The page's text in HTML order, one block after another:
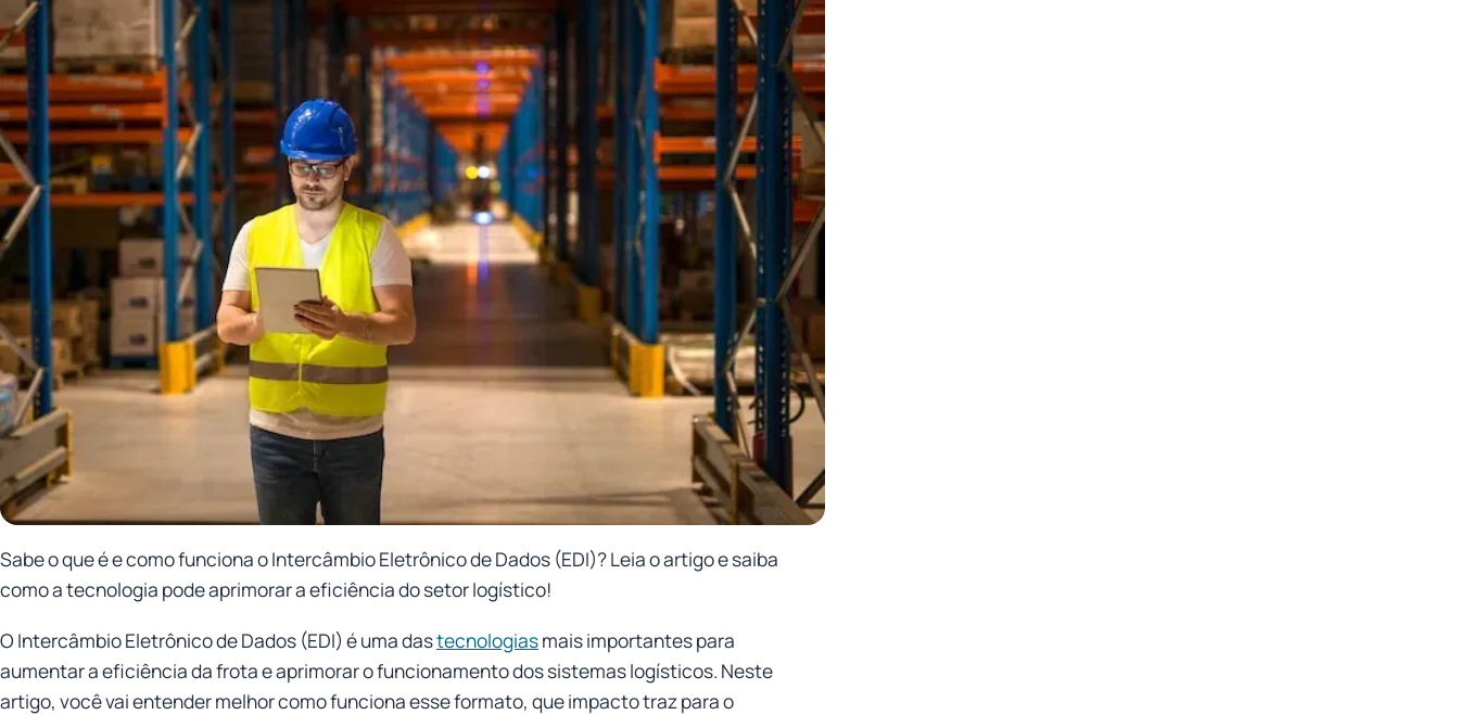
Sabe o que é e como funciona o Intercâmbio Eletrônico de Dados (EDI)? Leia o artigo e saiba
como a tecnologia pode aprimorar a eficiência do setor logístico!
O Intercâmbio Eletrônico de Dados (EDI) é uma dastecnologiasmais importantes para
aumentar a eficiência da frota e aprimorar o funcionamento dos sistemas logísticos. Neste
artigo, você vai entender melhor como funciona esse formato, que impacto traz para o